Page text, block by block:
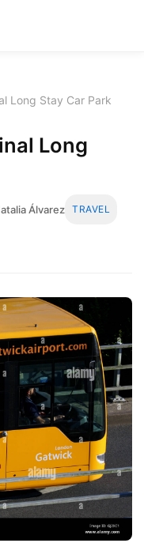
Long Stay Car Park
Long
Álvarez TRAVEL